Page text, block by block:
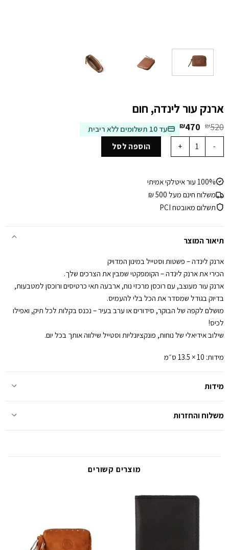
ארנק עור לינדה, חום
₪520 המחיר
המקורי
היה:
₪520.
₪470 המחיר
הנוכחי
הוא:
₪470.
עד 10 תשלומים ללא ריבית
כמות של ארנק עור לינדה, חוםהוספה לסל
100% עור איטלקי אמיתי
משלוח חינם מעל 500 ₪
תשלום מאובטח PCI
תיאור המוצר
ארנק לינדה – פשטות וסטייל במינון המדויק
הכירי את ארנק לינדה – הקומפקטי שמבין את הצרכים שלך.
ארנק עור מעוצב, עם רוכסן מרכזי נוח, ארבעה תאי כרטיסים ורוכסן למטבעות,
בדיוק בגודל שמסדר את הכל בלי להעמיס.
מושלם לקפה של הבוקר, סידורים או ערב בעיר – נכנס בקלות לכל תיק, ואפילו
לכיס!
שילוב אידיאלי של נוחות, פונקציונליות וסטייל שילווה אותך בכל יום.
מידות: 10 × 13.5 ס״מ
מידות
משלוח והחזרות
מוצרים קשורים